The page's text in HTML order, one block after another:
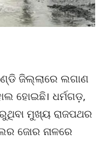
ଜିଲ୍ଲାରେ ଲଗାଣ
ହୋଇଛି। ଧର୍ମଗଡ଼,
ମୁଖ୍ୟ ରାଜପଥର
ଜୋର ନାଳରେ